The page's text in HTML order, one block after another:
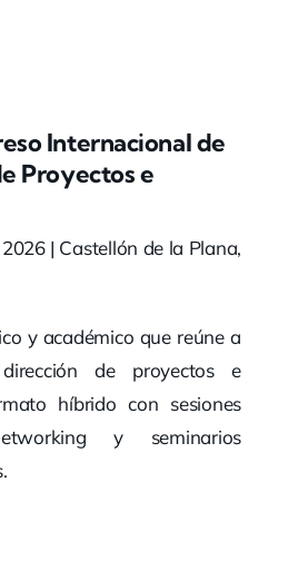
Internacional de
Proyectos e
| Castellón de la Plana,
y académico que reúne a
de proyectos e
híbrido con sesiones
y seminarios